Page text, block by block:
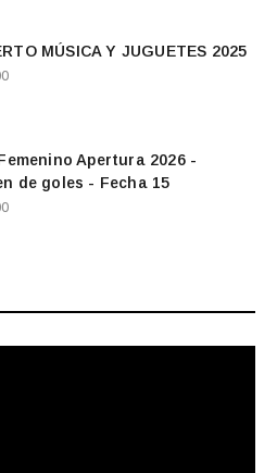
MÚSICA Y JUGUETES 2025
Apertura 2026 -
de goles - Fecha 15